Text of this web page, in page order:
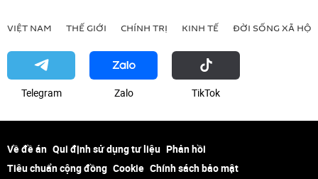
VIỆT NAM THẾ GIỚI CHÍNH TRỊ KINH TẾ ĐỜI SỐNG XÃ HỘI
Telegram Zalo ТikТоk
Về đề án Qui định sử dụng tư liệu Phản hồi
Tiêu chuẩn cộng đồng Cookie Chính sách bảo mật